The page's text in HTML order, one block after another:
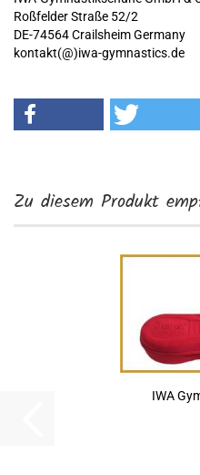
Roßfelder Straße 52/2
DE-74564 Crailsheim Germany
kontakt(@)iwa-gymnastics.de
Zu diesem Produkt
IWA